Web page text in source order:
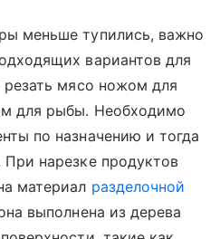
меньше тупились, важно
вариантов для
резать мясо ножом для
для рыбы. Необходимо
по назначению и тогда
нарезке продуктов
материал разделочной
выполнена из дерева